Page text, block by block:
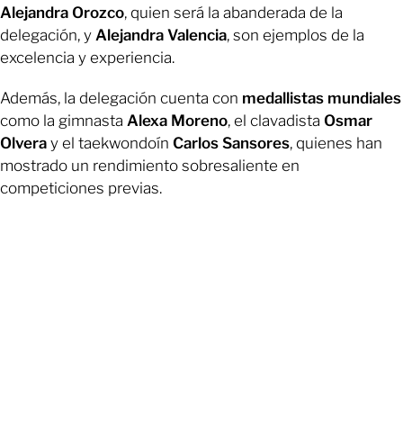
Alejandra Orozco, quien será la abanderada de la
delegación, y Alejandra Valencia, son ejemplos de la
excelencia y experiencia.
Además, la delegación cuenta con medallistas mundiales
como la gimnasta Alexa Moreno, el clavadista Osmar
Olvera y el taekwondoín Carlos Sansores, quienes han
mostrado un rendimiento sobresaliente en
competiciones previas.